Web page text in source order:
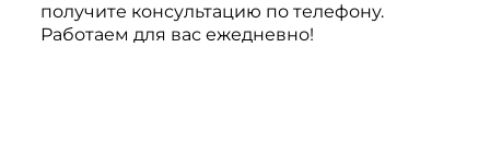
получите консультацию по телефону.
Работаем для вас ежедневно!